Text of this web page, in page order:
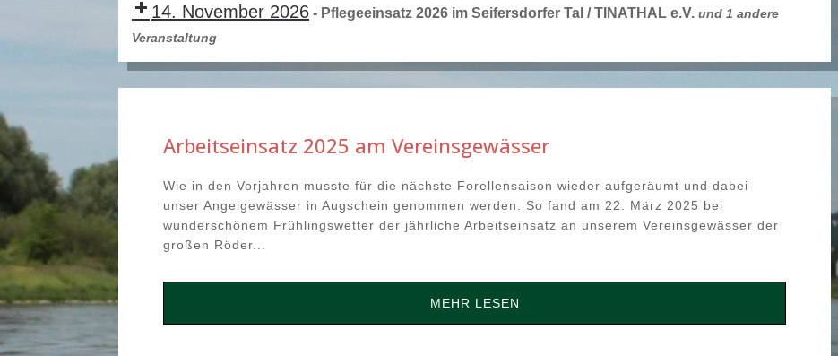
14. November 2026 - Pflegeeinsatz 2026 im Seifersdorfer Tal / TINATHAL e.V. und 1 andere
Veranstaltung
Arbeitseinsatz 2025 am Vereinsgewässer
Wie in den Vorjahren musste für die nächste Forellensaison wieder aufgeräumt und dabei
unser Angelgewässer in Augschein genommen werden. So fand am 22. März 2025 bei
wunderschönem Frühlingswetter der jährliche Arbeitseinsatz an unserem Vereinsgewässer der
großen Röder...
MEHR LESEN